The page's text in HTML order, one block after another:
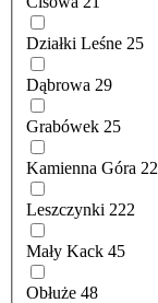
Działki Leśne 25
Dąbrowa 29
Grabówek 25
Kamienna Góra 22
Leszczynki 222
Mały Kack 45
Obłuże 48